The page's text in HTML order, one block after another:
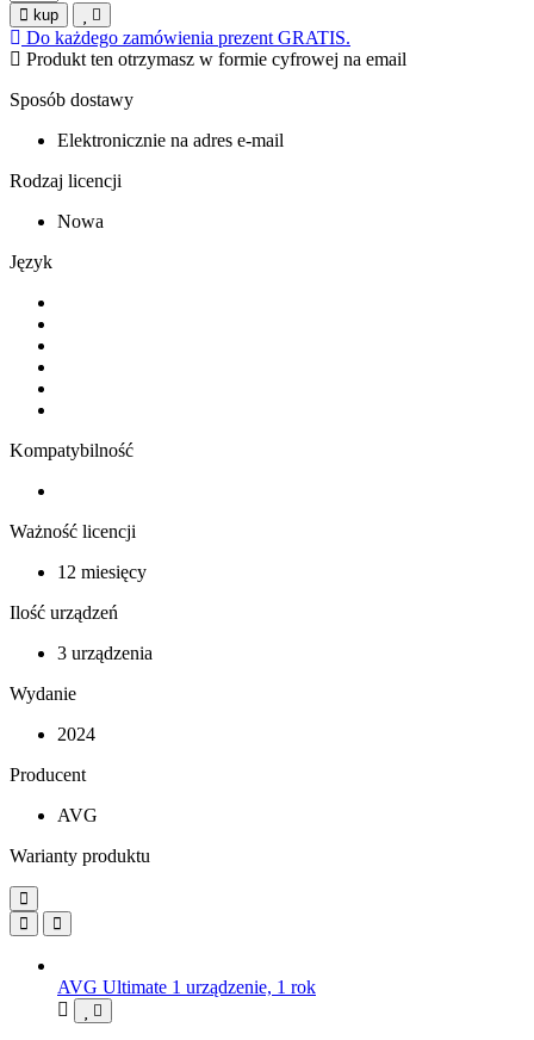
kup
Do każdego zamówienia prezent GRATIS.
Produkt ten otrzymasz w formie cyfrowej na email
Sposób dostawy
Elektronicznie na adres e-mail
Rodzaj licencji
Nowa
Język
Kompatybilność
Ważność licencji
12 miesięcy
Ilość urządzeń
3 urządzenia
Wydanie
2024
Producent
AVG
Warianty produktu
AVG Ultimate 1 urządzenie, 1 rok